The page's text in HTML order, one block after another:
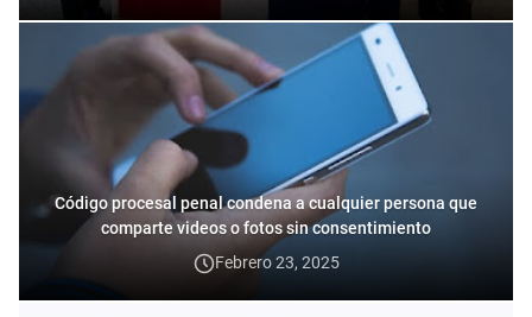
Código procesal penal condena a cualquier persona que
comparte videos o fotos sin consentimiento
Febrero 23, 2025